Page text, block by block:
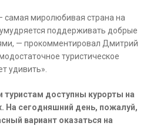
самая миролюбивая страна на
поддерживать добрые
— прокомментировал Дмитрий
туристическое
удивить».
туристам доступны курорты на
На сегодняшний день, пожалуй,
вариант оказаться на